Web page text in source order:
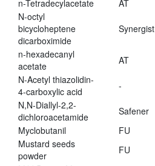
n-Tetradecylacetate
AT
N-octyl
bicycloheptene
dicarboximide
Synergist
n-hexadecanyl
acetate
AT
N-Acetyl thiazolidin-
4-carboxylic acid
-
N,N-Diallyl-2,2-
dichloroacetamide
Safener
Myclobutanil
FU
Mustard seeds
powder
FU